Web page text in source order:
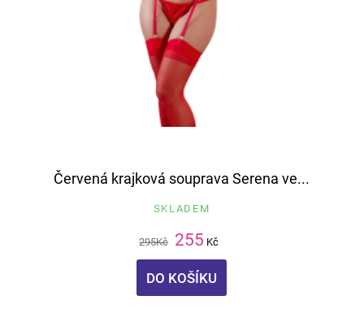
Červená krajková souprava Serena ve...
SKLADEM
295Kč 255 Kč
DO KOŠÍKU